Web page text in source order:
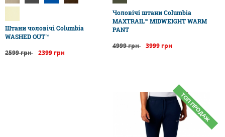
Штани чоловічі Columbia
WASHED OUT™
2599 грн 2399 грн
Чоловічі штани Columbia
MAXTRAIL™ MIDWEIGHT WARM
PANT
4999 грн 3999 грн
ТОП ПРОДАЖ